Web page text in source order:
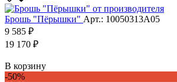
Брошь "Пёрышки" Арт.: 10050313А05
9 585 ₽
19 170 ₽
В корзину
-50%